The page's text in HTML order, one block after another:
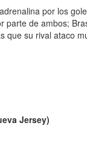
por los
parte de ambos;
que su rival ataco
Jersey)